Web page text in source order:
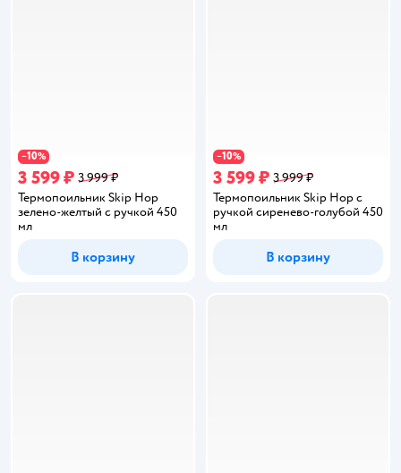
−10%
3 599 ₽ 3 999 ₽
Термопоильник Skip Hop
зелено-желтый с ручкой 450
мл
В корзину
−10%
3 599 ₽ 3 999 ₽
Термопоильник Skip Hop с
ручкой сиренево-голубой 450
мл
В корзину